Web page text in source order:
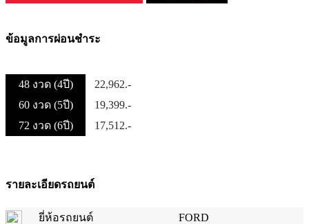
ข้อมูลการผ่อนชำระ
48 งวด (4ปี)
22,962.-
60 งวด (5ปี)
19,399.-
72 งวด (6ปี)
17,512.-
รายละเอียดรถยนต์
ยี่ห้อรถยนต์
FORD